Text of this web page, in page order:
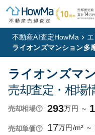
不動産AI査定HowMa
ライオンズマンション多
ライオンズマ
売却査定・相場
売却相場 293万円 ～
売却単価 17万円/m² ～